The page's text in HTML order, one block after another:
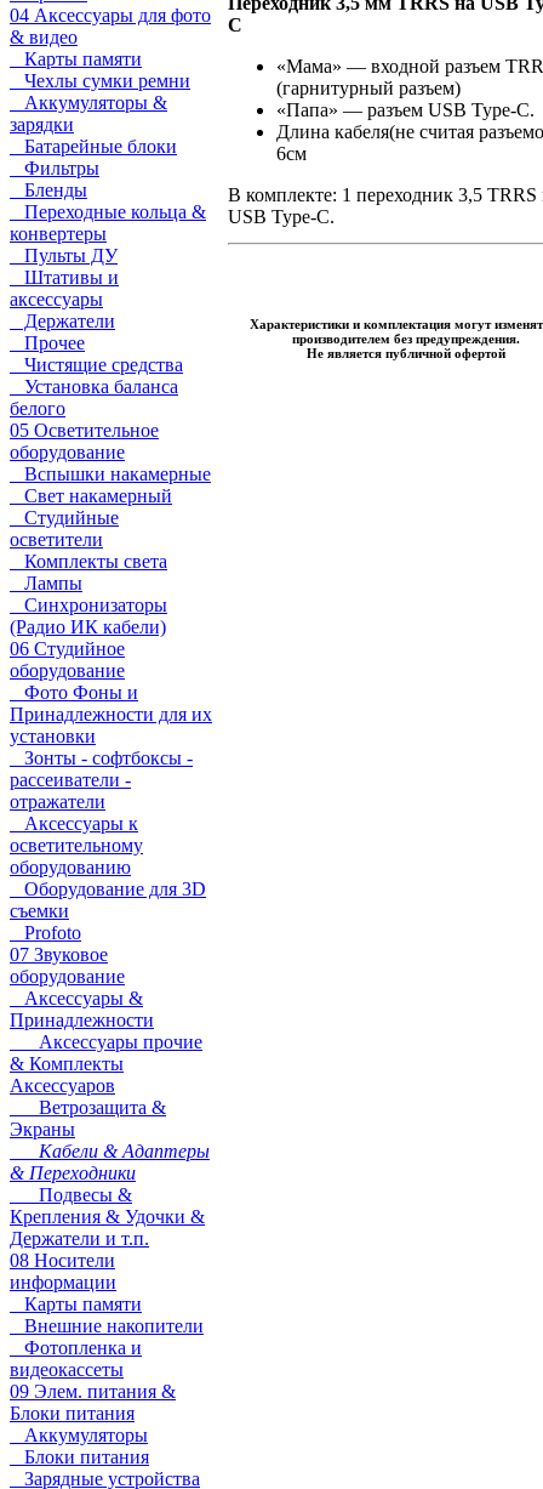
04 Аксессуары для фото
& видео
Карты памяти
Чехлы сумки ремни
Аккумуляторы &
зарядки
Батарейные блоки
Фильтры
Бленды
Переходные кольца &
конвертеры
Пульты ДУ
Штативы и
аксессуары
Держатели
Прочее
Чистящие средства
Установка баланса
белого
05 Осветительное
оборудование
Вспышки накамерные
Свет накамерный
Студийные
осветители
Комплекты света
Лампы
Синхронизаторы
(Радио ИК кабели)
06 Студийное
оборудование
Фото Фоны и
Принадлежности для их
установки
Зонты - софтбоксы -
рассеиватели -
отражатели
Аксессуары к
осветительному
оборудованию
Оборудование для 3D
съемки
Profoto
07 Звуковое
оборудование
Аксессуары &
Принадлежности
Аксессуары прочие
& Комплекты
Аксессуаров
Ветрозащита &
Экраны
Кабели & Адаптеры
& Переходники
Подвесы &
Крепления & Удочки &
Держатели и т.п.
08 Носители
информации
Карты памяти
Внешние накопители
Фотопленка и
видеокассеты
09 Элем. питания &
Блоки питания
Аккумуляторы
Блоки питания
Зарядные устройства
C
«Мама» — входной разъем
(гарнитурный разъем)
«Папа» — разъем USB Type-C.
Длина кабеля(не считая
6см
В комплекте: 1 переходник 3,5 TRRS
USB Type-C.
Характеристики и комплектация могут
производителем без предупреждения.
Не является публичной офертой